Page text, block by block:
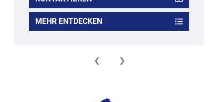
MEHR ENTDECKEN
‹ ›